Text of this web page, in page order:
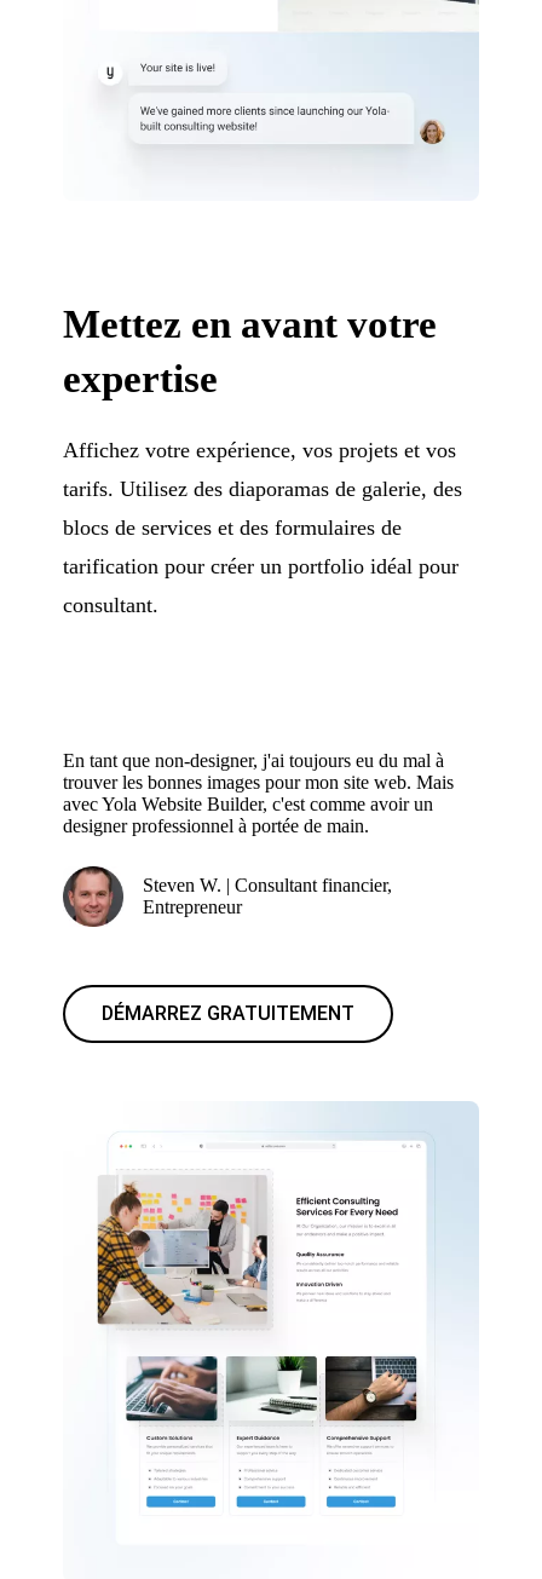
Mettez en avant votre
expertise
Affichez votre expérience, vos projets et vos
tarifs. Utilisez des diaporamas de galerie, des
blocs de services et des formulaires de
tarification pour créer un portfolio idéal pour
consultant.
En tant que non-designer, j'ai toujours eu du mal à
trouver les bonnes images pour mon site web. Mais
avec Yola Website Builder, c'est comme avoir un
designer professionnel à portée de main.
Steven W. | Consultant financier,
Entrepreneur
DÉMARREZ GRATUITEMENT